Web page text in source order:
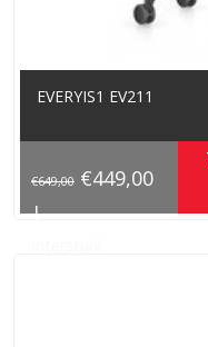
EVERYIS1 EV211
€649,00 €449,00
|